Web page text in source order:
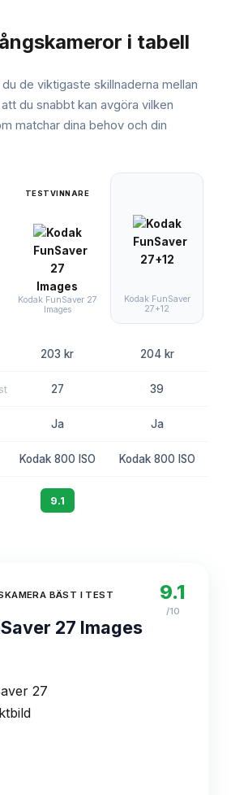
i tabell
de viktigaste skillnaderna mellan
du snabbt kan avgöra vilken
matchar dina behov och din
TESTVINNARE
Kodak FunSaver 27
Images
Kodak FunSaver
27+12
203 kr 204 kr
st 27 39
Ja Ja
Kodak 800 ISO Kodak 800 ISO
9.1
BÄST I TEST
27 Images
9.1
/10